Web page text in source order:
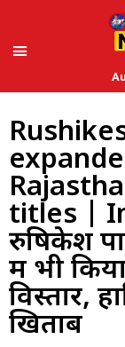
titles |
रुषिकेश
में भी
विस्तार,
खिताब